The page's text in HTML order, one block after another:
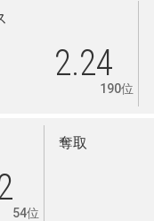
2.24
190位
54位
奪取